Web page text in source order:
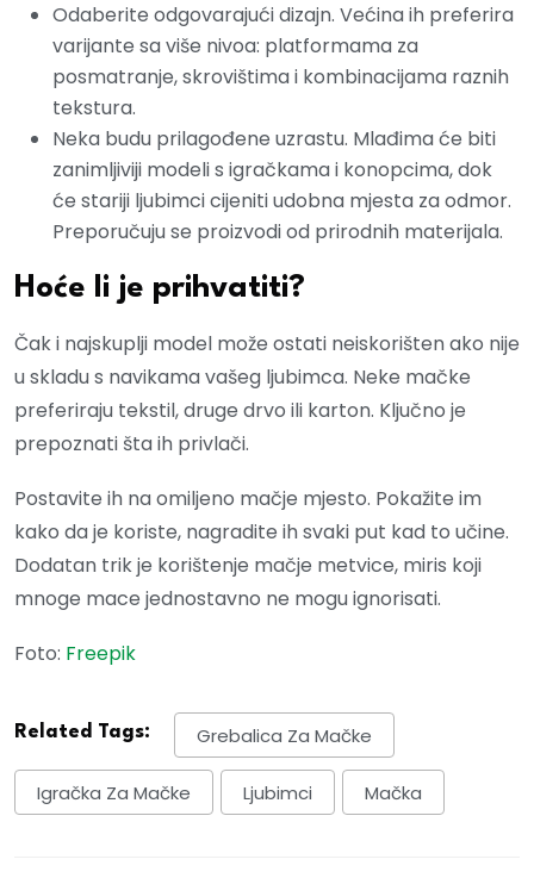
Odaberite odgovarajući dizajn. Većina ih preferira
varijante sa više nivoa: platformama za
posmatranje, skrovištima i kombinacijama raznih
tekstura.
Neka budu prilagođene uzrastu. Mlađima će biti
zanimljiviji modeli s igračkama i konopcima, dok
će stariji ljubimci cijeniti udobna mjesta za odmor.
Preporučuju se proizvodi od prirodnih materijala.
Hoće li je prihvatiti?
Čak i najskuplji model može ostati neiskorišten ako nije
u skladu s navikama vašeg ljubimca. Neke mačke
preferiraju tekstil, druge drvo ili karton. Ključno je
prepoznati šta ih privlači.
Postavite ih na omiljeno mačje mjesto. Pokažite im
kako da je koriste, nagradite ih svaki put kad to učine.
Dodatan trik je korištenje mačje metvice, miris koji
mnoge mace jednostavno ne mogu ignorisati.
Foto: Freepik
Related Tags: Grebalica Za Mačke
Igračka Za Mačke Ljubimci Mačka